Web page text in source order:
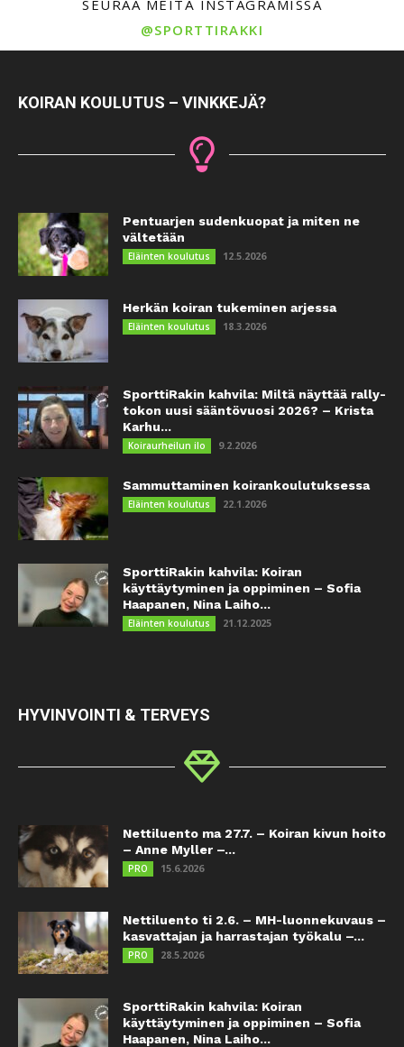
SEURAA MEITÄ INSTAGRAMISSA
@SPORTTIRAKKI
KOIRAN KOULUTUS – VINKKEJÄ?
Pentuarjen sudenkuopat ja miten ne
vältetään
Eläinten koulutus 12.5.2026
Herkän koiran tukeminen arjessa
Eläinten koulutus 18.3.2026
SporttiRakin kahvila: Miltä näyttää rally-
tokon uusi sääntövuosi 2026? – Krista
Karhu...
Koiraurheilun ilo 9.2.2026
Sammuttaminen koirankoulutuksessa
Eläinten koulutus 22.1.2026
SporttiRakin kahvila: Koiran
käyttäytyminen ja oppiminen – Sofia
Haapanen, Nina Laiho...
Eläinten koulutus 21.12.2025
HYVINVOINTI & TERVEYS
Nettiluento ma 27.7. – Koiran kivun hoito
– Anne Myller –...
PRO 15.6.2026
Nettiluento ti 2.6. – MH-luonnekuvaus –
kasvattajan ja harrastajan työkalu –...
PRO 28.5.2026
SporttiRakin kahvila: Koiran
käyttäytyminen ja oppiminen – Sofia
Haapanen, Nina Laiho...